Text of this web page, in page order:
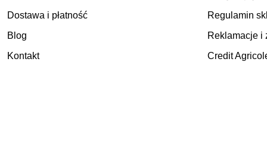
Dostawa i płatność
Blog
Kontakt
Regulamin
Reklamacje i
Credit